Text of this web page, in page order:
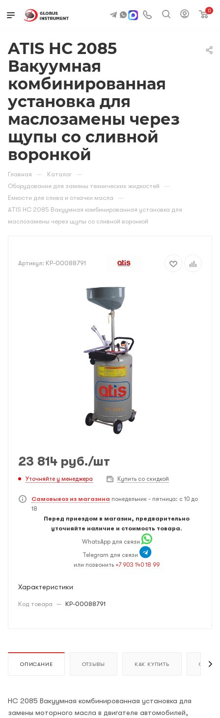
0
ATIS HC 2085
Вакуумная
комбинированная
установка для
маслозамены через
щупы со сливной
воронкой
Главная — Каталог —
Оборудование для замены технических жидкостей —
Емкости для слива и откачки масла —
ATIS HC 2085 Вакуумная комбинированная установка для
маслозамены через щупы со сливной воронкой
Артикул: КР-00088791
23 814 руб./шт
Уточняйте у менеджера Купить со скидкой
Самовывоз из магазина понедельник - пятница: с 10 до
18
Перед приездом в магазин, предварительно
уточняйте наличие и стоимость товара.
WhatsApp для связи
Telegram для связи
или позвонить +7 903 140 18 99
Характеристики
Код товара — КР-00088791
ОПИСАНИЕ ОТЗЫВЫ КАК КУПИТЬ ОПЛАТА
НС 2085 Вакуумная комбинированная установка для
замены моторного масла в двигателе автомобилей,